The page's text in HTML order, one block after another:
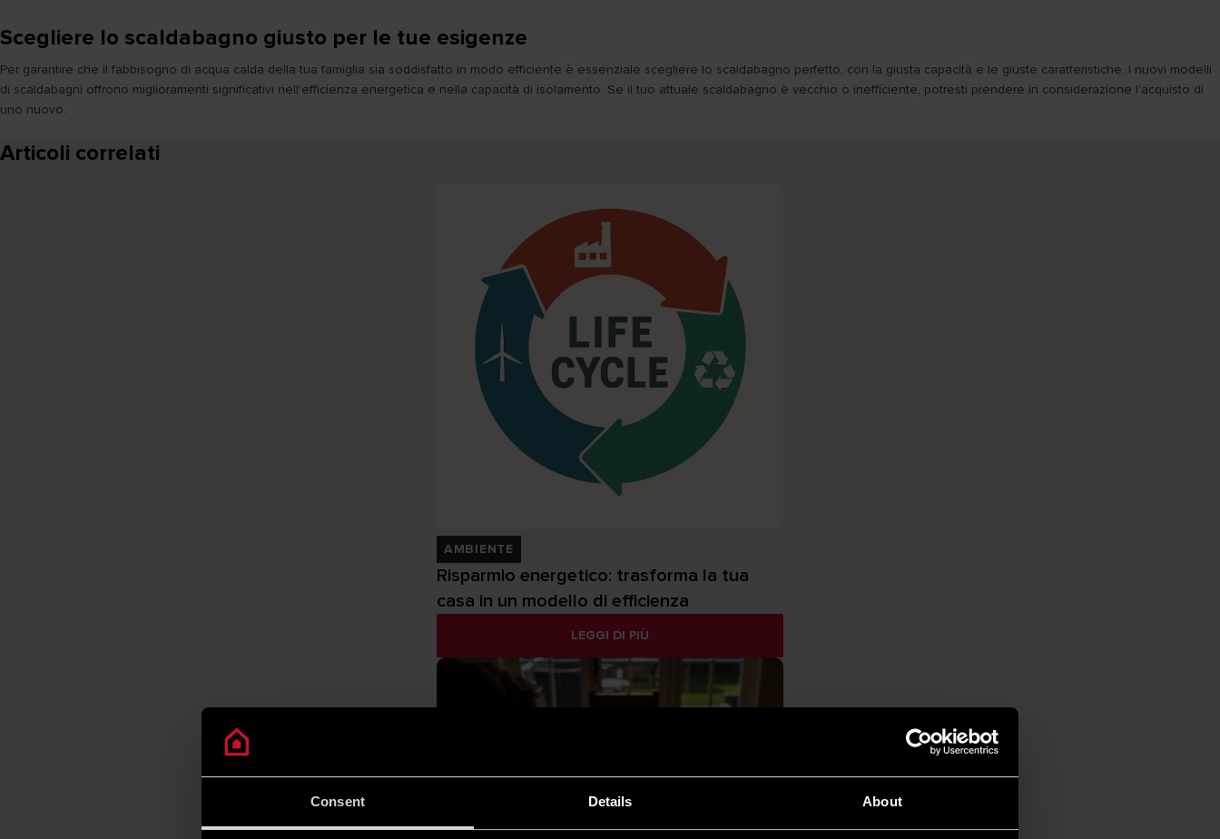
Consent Details About
Scegliere lo scaldabagno giusto per le tue esigenze
Per garantire che il fabbisogno di acqua calda della tua famiglia sia soddisfatto in modo efficiente è essenziale scegliere lo scaldabagno perfetto, con la giusta capacità e le giuste caratteristiche. I nuovi modelli
di scaldabagni offrono miglioramenti significativi nell’efficienza energetica e nella capacità di isolamento. Se il tuo attuale scaldabagno è vecchio o inefficiente, potresti prendere in considerazione l'acquisto di
uno nuovo.
Articoli correlati
AMBIENTE
Risparmio energetico: trasforma la tua
casa in un modello di efficienza
LEGGI DI PIÙ